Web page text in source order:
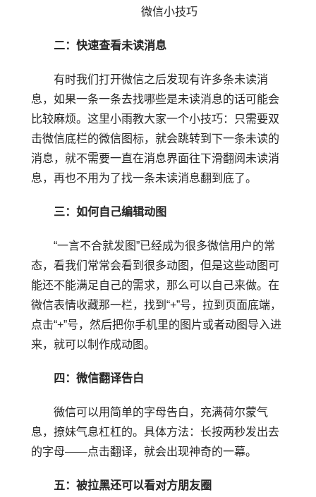
微信小技巧
二：快速查看未读消息
有时我们打开微信之后发现有许多条未读消
息，如果一条一条去找哪些是未读消息的话可能会
比较麻烦。这里小雨教大家一个小技巧：只需要双
击微信底栏的微信图标，就会跳转到下一条未读的
消息，就不需要一直在消息界面往下滑翻阅未读消
息，再也不用为了找一条未读消息翻到底了。
三：如何自己编辑动图
“一言不合就发图”已经成为很多微信用户的常
态，看我们常常会看到很多动图，但是这些动图可
能还不能满足自己的需求，那么可以自己来做。在
微信表情收藏那一栏，找到“+”号，拉到页面底端，
点击“+”号，然后把你手机里的图片或者动图导入进
来，就可以制作成动图。
四：微信翻译告白
微信可以用简单的字母告白，充满荷尔蒙气
息，撩妹气息杠杠的。具体方法：长按两秒发出去
的字母——点击翻译，就会出现神奇的一幕。
五：被拉黑还可以看对方朋友圈